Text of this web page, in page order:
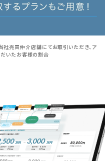
買仲介店舗にてお取引いただき、ア
いたお客様の割合